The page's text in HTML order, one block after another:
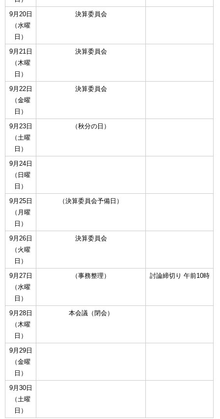
9月20日
（水曜
日）
決算委員会
9月21日
（木曜
日）
決算委員会
9月22日
（金曜
日）
決算委員会
9月23日
（土曜
日）
（秋分の日）
9月24日
（日曜
日）
9月25日
（月曜
日）
（決算委員会予備日）
9月26日
（火曜
日）
決算委員会
9月27日
（水曜
日）
（事務整理） 討論締切り 午前10時
9月28日
（木曜
日）
本会議（閉会）
9月29日
（金曜
日）
9月30日
（土曜
日）